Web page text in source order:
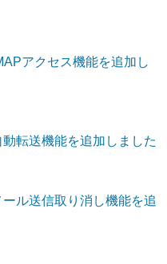
アクセス機能を追加し
動転送機能を追加しました
ール送信取り消し機能を追